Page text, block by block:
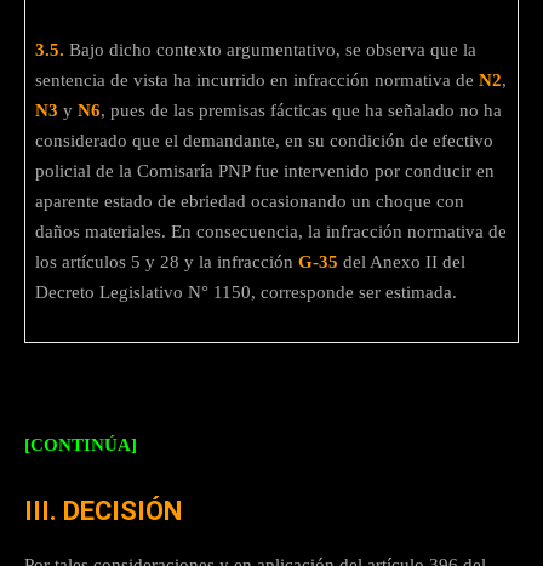
3.5. Bajo dicho contexto argumentativo, se observa que la
sentencia de vista ha incurrido en infracción normativa de N2,
N3 y N6, pues de las premisas fácticas que ha señalado no ha
considerado que el demandante, en su condición de efectivo
policial de la Comisaría PNP fue intervenido por conducir en
aparente estado de ebriedad ocasionando un choque con
daños materiales. En consecuencia, la infracción normativa de
los artículos 5 y 28 y la infracción G-35 del Anexo II del
Decreto Legislativo N° 1150, corresponde ser estimada.
[CONTINÚA]
III. DECISIÓN